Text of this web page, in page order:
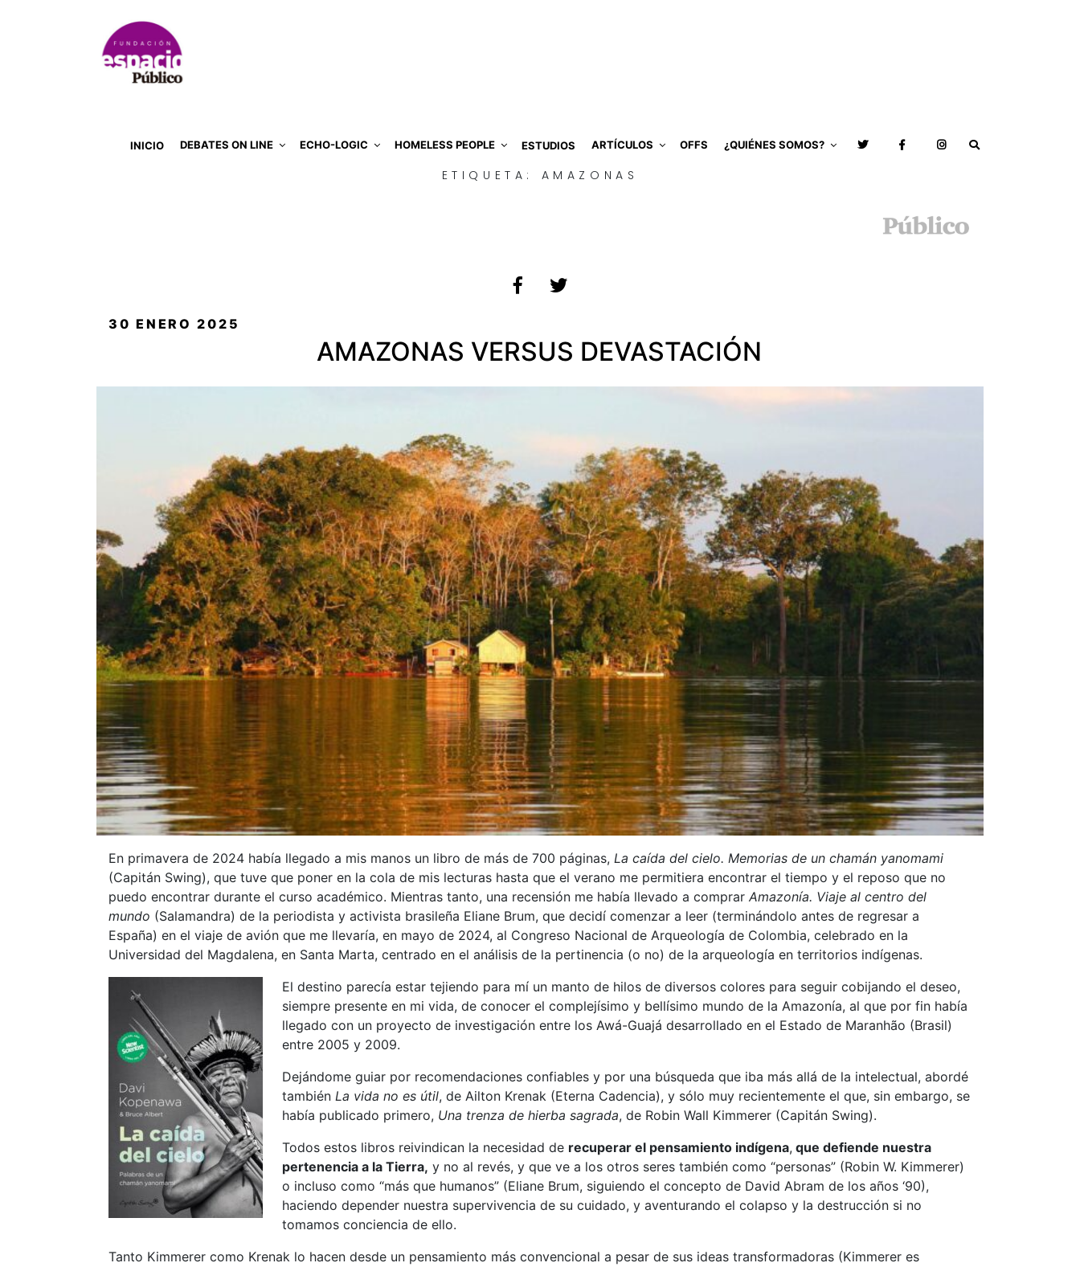
INICIO DEBATES ON LINE ECHO-LOGIC HOMELESS PEOPLE ESTUDIOS ARTÍCULOS OFFS ¿QUIÉNES SOMOS?
ETIQUETA: AMAZONAS
PUBLICADO
30 ENERO 2025
AMAZONAS VERSUS DEVASTACIÓN
En primavera de 2024 había llegado a mis manos un libro de más de 700 páginas, La caída del cielo. Memorias de un chamán yanomami
(Capitán Swing), que tuve que poner en la cola de mis lecturas hasta que el verano me permitiera encontrar el tiempo y el reposo que no
puedo encontrar durante el curso académico. Mientras tanto, una recensión me había llevado a comprar Amazonía. Viaje al centro del
mundo (Salamandra) de la periodista y activista brasileña Eliane Brum, que decidí comenzar a leer (terminándolo antes de regresar a
España) en el viaje de avión que me llevaría, en mayo de 2024, al Congreso Nacional de Arqueología de Colombia, celebrado en la
Universidad del Magdalena, en Santa Marta, centrado en el análisis de la pertinencia (o no) de la arqueología en territorios indígenas.
El destino parecía estar tejiendo para mí un manto de hilos de diversos colores para seguir cobijando el deseo,
siempre presente en mi vida, de conocer el complejísimo y bellísimo mundo de la Amazonía, al que por fin había
llegado con un proyecto de investigación entre los Awá-Guajá desarrollado en el Estado de Maranhão (Brasil)
entre 2005 y 2009.
Dejándome guiar por recomendaciones confiables y por una búsqueda que iba más allá de la intelectual, abordé
también La vida no es útil, de Ailton Krenak (Eterna Cadencia), y sólo muy recientemente el que, sin embargo, se
había publicado primero, Una trenza de hierba sagrada, de Robin Wall Kimmerer (Capitán Swing).
Todos estos libros reivindican la necesidad de recuperar el pensamiento indígena, que defiende nuestra
pertenencia a la Tierra, y no al revés, y que ve a los otros seres también como “personas” (Robin W. Kimmerer)
o incluso como “más que humanos” (Eliane Brum, siguiendo el concepto de David Abram de los años ‘90),
haciendo depender nuestra supervivencia de su cuidado, y aventurando el colapso y la destrucción si no
tomamos conciencia de ello.
Tanto Kimmerer como Krenak lo hacen desde un pensamiento más convencional a pesar de sus ideas transformadoras (Kimmerer es